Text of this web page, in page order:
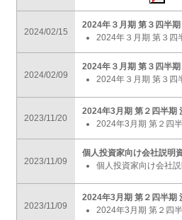
2024/02/15
2024年３月期 第３四半
2024年３月期 第３四
2024/02/09
2024年３月期 第３四半
2024年３月期 第３四
2023/11/20
2024年3月期 第２四半期
2024年3月期 第２四
2023/11/09
個人投資家向け会社説明
個人投資家向け会社
2023/11/09
2024年3月期 第２四半期
2024年3月期 第２四